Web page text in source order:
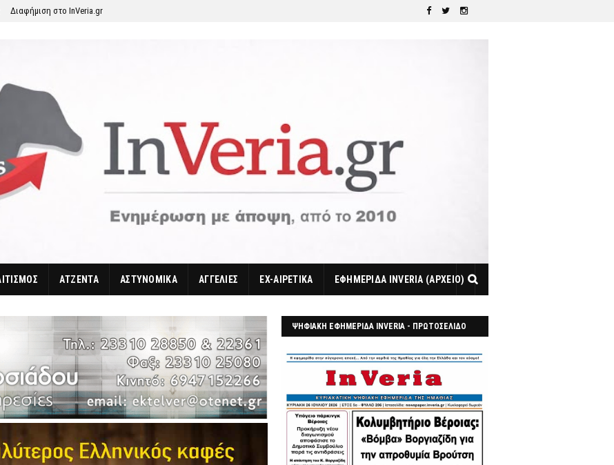
Διαφήμιση στο InVeria.gr
ΑΤΖΕΝΤΑ ΑΣΤΥΝΟΜΙΚΑ ΑΓΓΕΛΙΕΣ EX-ΑΙΡΕΤΙΚΑ ΕΦΗΜΕΡΙΔΑ INVERIA (ΑΡΧΕΙΟ)
ΨΗΦΙΑΚΗ ΕΦΗΜΕΡΙΔΑ INVERIA - ΠΡΩΤΟΣΕΛΙΔΟ